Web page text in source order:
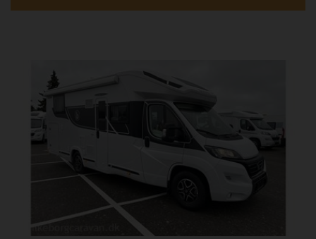
og 160 HK motor og masser af udstyr og tilbehør:
hejs, Ny 11" Alpine radio med carplay, TRUMA Duo-
kontrol, FMT TV med soundbar, service, glas, bestik, stole,
bord, kabler, 2 x gasflasker m.m. Tandrem skiftet ifb med
service 9/2025. Vi tager forbehold for fejl i opstillingen!